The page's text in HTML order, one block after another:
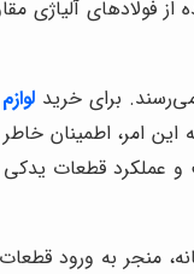
آلیاژی
برای خرید
امر، اطمینان
عملکرد قطعات یدکی
منجر به ورود